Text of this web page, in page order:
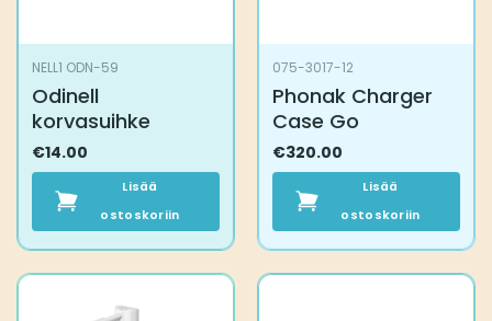
NELL1 ODN-59
Odinell
korvasuihke
€14.00
Lisää
ostoskoriin
075-3017-12
Phonak Charger
Case Go
€320.00
Lisää
ostoskoriin